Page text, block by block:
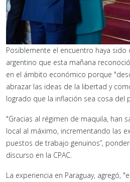
Posiblemente el encuentro haya
argentino que esta mañana
en el ámbito económico porque
abrazar las ideas de la libertad y
logrado que la inflación sea cosa del
"Gracias al régimen de maquila, han
local al máximo, incrementando las
puestos de trabajo genuinos”,
discurso en la CPAC.
La experiencia en Paraguay, agregó,